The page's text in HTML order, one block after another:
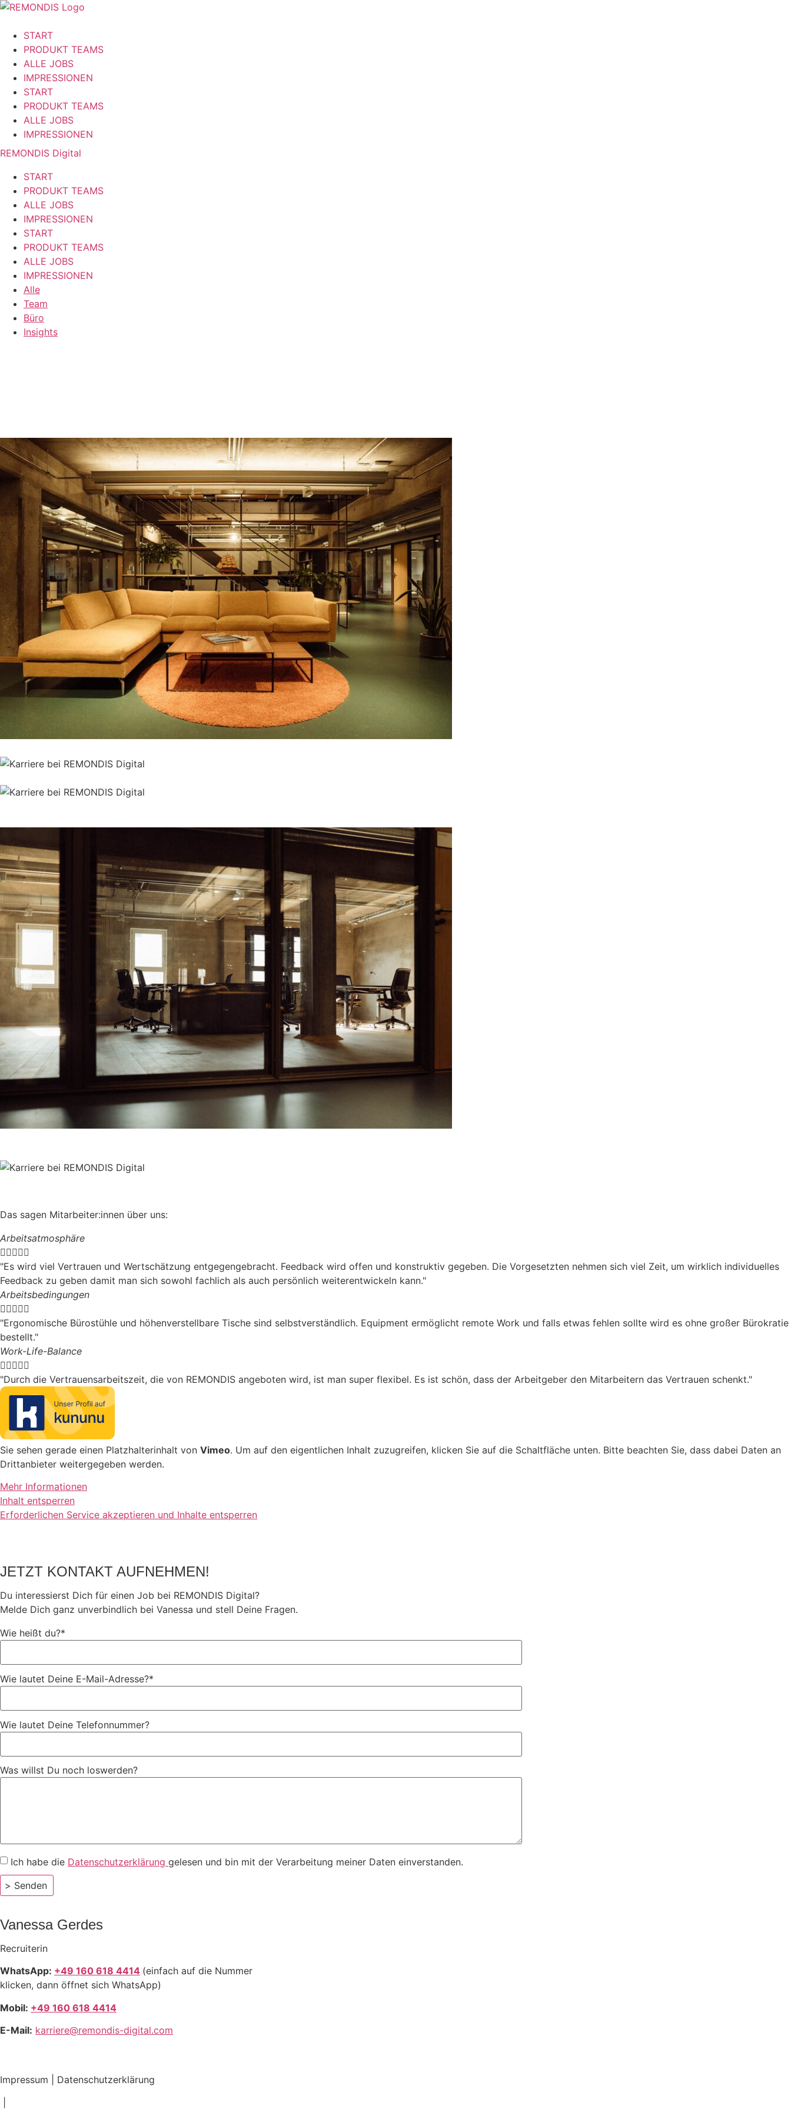
Zum
springenSTART
PRODUKT TEAMS
ALLE JOBS
IMPRESSIONEN
START
PRODUKT TEAMS
ALLE JOBS
IMPRESSIONEN
REMONDIS Digital
START
PRODUKT TEAMS
ALLE JOBS
IMPRESSIONEN
START
PRODUKT TEAMS
ALLE JOBS
IMPRESSIONEN
Alle
Team
Büro
Insights
Das sagen Mitarbeiter:innen über uns:
Arbeitsatmosphäre

"Es wird viel Vertrauen und Wertschätzung entgegengebracht. Feedback wird offen und konstruktiv gegeben. Die Vorgesetzten nehmen sich viel Zeit, um wirklich individuelles
Feedback zu geben damit man sich sowohl fachlich als auch persönlich weiterentwickeln kann."
Arbeitsbedingungen

"Ergonomische Bürostühle und höhenverstellbare Tische sind selbstverständlich. Equipment ermöglicht remote Work und falls etwas fehlen sollte wird es ohne großer Bürokratie
bestellt."
Work-Life-Balance

"Durch die Vertrauensarbeitszeit, die von REMONDIS angeboten wird, ist man super flexibel. Es ist schön, dass der Arbeitgeber den Mitarbeitern das Vertrauen schenkt."
Sie sehen gerade einen Platzhalterinhalt von Vimeo. Um auf den eigentlichen Inhalt zuzugreifen, klicken Sie auf die Schaltfläche unten. Bitte beachten Sie, dass dabei Daten an
Drittanbieter weitergegeben werden.
Mehr Informationen
Inhalt entsperren
Erforderlichen Service akzeptieren und Inhalte entsperren
JETZT KONTAKT AUFNEHMEN!
Du interessierst Dich für einen Job bei REMONDIS Digital?
Melde Dich ganz unverbindlich bei Vanessa und stell Deine Fragen.
Wie heißt du?*
Wie lautet Deine E-Mail-Adresse?*
Wie lautet Deine Telefonnummer?
Was willst Du noch loswerden?
Ich habe die Datenschutzerklärung gelesen und bin mit der Verarbeitung meiner Daten einverstanden.
> Senden
Vanessa Gerdes
Recruiterin
WhatsApp: +49 160 618 4414 (einfach auf die Nummer
klicken, dann öffnet sich WhatsApp)
Mobil: +49 160 618 4414
E-Mail: karriere@remondis-digital.com
Impressum
Datenschutzerklärung